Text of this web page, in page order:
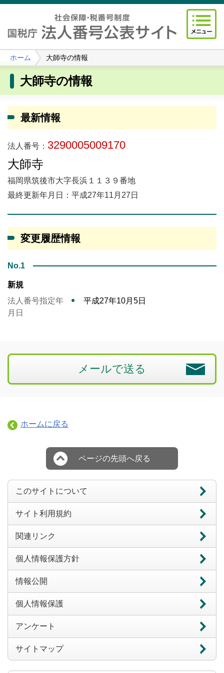
ホーム 大師寺の情報
大師寺の情報
最新情報
法人番号： 3290005009170
大師寺
福岡県筑後市大字長浜１１３９番地
最終更新年月日：平成27年11月27日
変更履歴情報
No.1
新規
法人番号指定年
月日
平成27年10月5日
メールで送る
ホームに戻る
ページの先頭へ戻る
このサイトについて
サイト利用規約
関連リンク
個人情報保護方針
情報公開
個人情報保護
アンケート
サイトマップ